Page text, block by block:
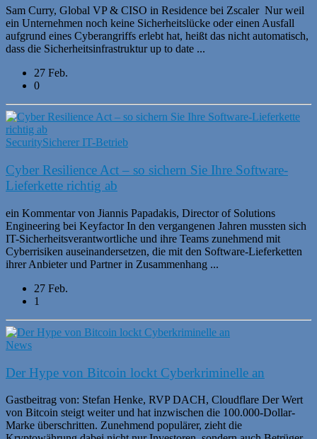
Sam Curry, Global VP & CISO in Residence bei Zscaler Nur weil
ein Unternehmen noch keine Sicherheitslücke oder einen Ausfall
aufgrund eines Cyberangriffs erlebt hat, heißt das nicht automatisch,
dass die Sicherheitsinfrastruktur up to date ...
27 Feb.
0
SecuritySicherer IT-Betrieb
Cyber Resilience Act – so sichern Sie Ihre Software-
Lieferkette richtig ab
ein Kommentar von Jiannis Papadakis, Director of Solutions
Engineering bei Keyfactor In den vergangenen Jahren mussten sich
IT-Sicherheitsverantwortliche und ihre Teams zunehmend mit
Cyberrisiken auseinandersetzen, die mit den Software-Lieferketten
ihrer Anbieter und Partner in Zusammenhang ...
27 Feb.
1
News
Der Hype von Bitcoin lockt Cyberkriminelle an
Gastbeitrag von: Stefan Henke, RVP DACH, Cloudflare Der Wert
von Bitcoin steigt weiter und hat inzwischen die 100.000-Dollar-
Marke überschritten. Zunehmend populärer, zieht die